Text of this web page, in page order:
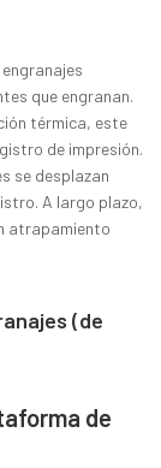
que engranan.
térmica, este
de impresión.
se desplazan
A largo plazo,
atrapamiento
(de
de